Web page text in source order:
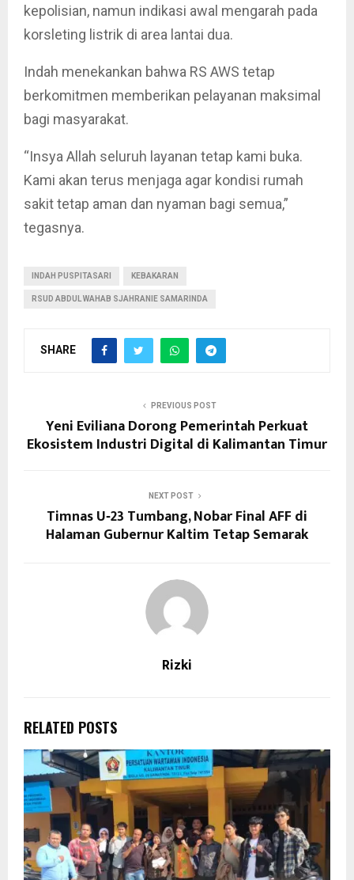
kepolisian, namun indikasi awal mengarah pada
korsleting listrik di area lantai dua.
Indah menekankan bahwa RS AWS tetap
berkomitmen memberikan pelayanan maksimal
bagi masyarakat.
“Insya Allah seluruh layanan tetap kami buka.
Kami akan terus menjaga agar kondisi rumah
sakit tetap aman dan nyaman bagi semua,”
tegasnya.
INDAH PUSPITASARI KEBAKARAN
RSUD ABDUL WAHAB SJAHRANIE SAMARINDA
SHARE
PREVIOUS POST
Yeni Eviliana Dorong Pemerintah Perkuat
Ekosistem Industri Digital di Kalimantan Timur
NEXT POST
Timnas U‑23 Tumbang, Nobar Final AFF di
Halaman Gubernur Kaltim Tetap Semarak
Rizki
RELATED POSTS